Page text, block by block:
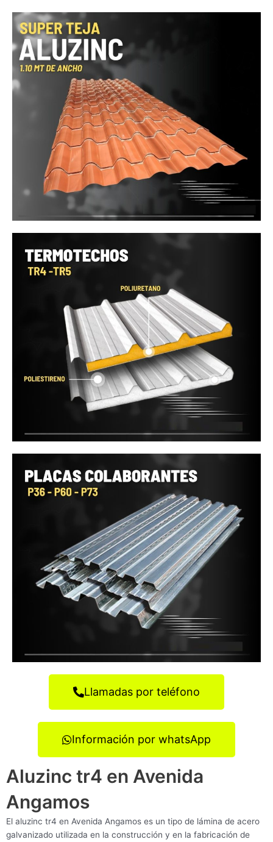
Llamadas por teléfono
Información por whatsApp
Aluzinc tr4 en Avenida
Angamos
El aluzinc tr4 en Avenida Angamos es un tipo de lámina de acero
galvanizado utilizada en la construcción y en la fabricación de